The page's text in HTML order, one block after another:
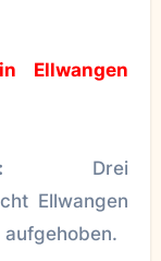
Ellwangen
Drei
Ellwangen